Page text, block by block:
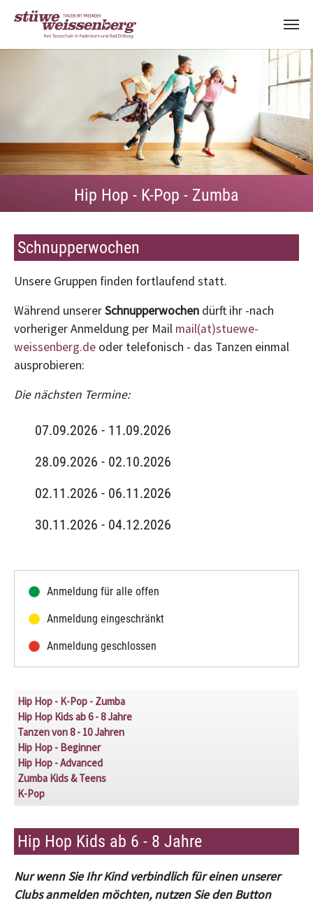
Hip Hop - K-Pop - Zumba
Schnupperwochen
Unsere Gruppen finden fortlaufend statt.
Während unsererSchnupperwochen dürft ihr -nach
vorheriger Anmeldung per Mail mail(at)stuewe-
weissenberg.de oder telefonisch - das Tanzen einmal
ausprobieren:
Die nächsten Termine:
07.09.2026 - 11.09.2026
28.09.2026 - 02.10.2026
02.11.2026 - 06.11.2026
30.11.2026 - 04.12.2026
Anmeldung für alle offen
Anmeldung eingeschränkt
Anmeldung geschlossen
Hip Hop - K-Pop - Zumba
Hip Hop Kids ab 6 - 8 Jahre
Tanzen von 8 - 10 Jahren
Hip Hop - Beginner
Hip Hop - Advanced
Zumba Kids & Teens
K-Pop
Hip Hop Kids ab 6 - 8 Jahre
Nur wenn Sie Ihr Kind verbindlich für einen unserer
Clubs anmelden möchten, nutzen Sie den Button